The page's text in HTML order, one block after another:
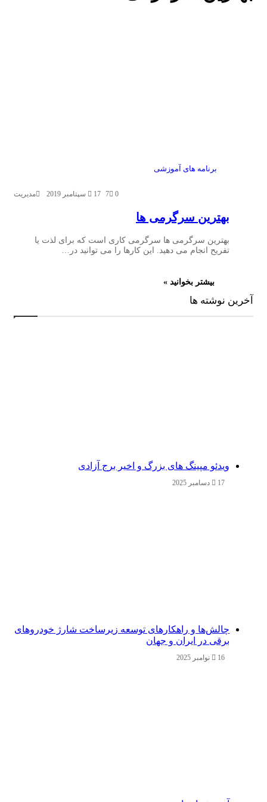
برنامه های آموزشی
مدیریت 17 سپتامبر 2019 0
7
بهترین سرگرمی ها
بهترین سرگرمی ها سرگرمی کاری است که برای لذت یا
تفریح انجام می ‌دهید. این کارها را می توانید در…
بیشتر بخوانید »
آخرین نوشته ها
ویدئو مپینگ های بزرگ و اخیر برج آزادی
17 دسامبر 2025
چالش‌ها و راهکارهای توسعه زیرساخت شارژ خودروهای
برقی در ایران و جهان
16 نوامبر 2025